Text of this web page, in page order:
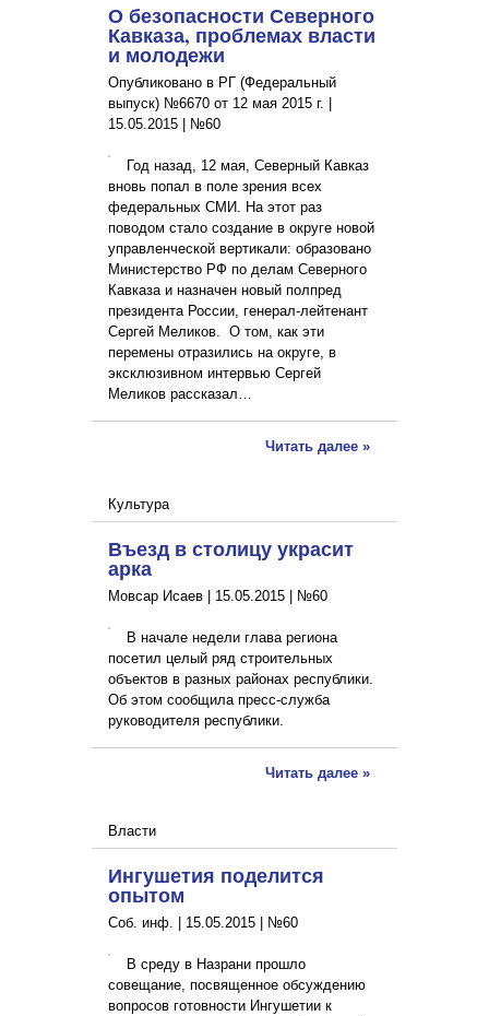
О безопасности Северного
Кавказа, проблемах власти
и молодежи
Опубликовано в РГ (Федеральный
выпуск) №6670 от 12 мая 2015 г. |
15.05.2015
№60
Год назад, 12 мая, Северный Кавказ
вновь попал в поле зрения всех
федеральных СМИ. На этот раз
поводом стало создание в округе новой
управленческой вертикали: образовано
Министерство РФ по делам Северного
Кавказа и назначен новый полпред
президента России, генерал-лейтенант
Сергей Меликов. О том, как эти
перемены отразились на округе, в
эксклюзивном интервью Сергей
Меликов рассказал…
Читать далее »
Культура
Въезд в столицу украсит
арка
Мовсар Исаев | 15.05.2015 №60
В начале недели глава региона
посетил целый ряд строительных
объектов в разных районах республики.
Об этом сообщила пресс-служба
руководителя республики.
Читать далее »
Власти
Ингушетия поделится
опытом
Соб. инф. | 15.05.2015 №60
В среду в Назрани прошло
совещание, посвященное обсуждению
вопросов готовности Ингушетии к